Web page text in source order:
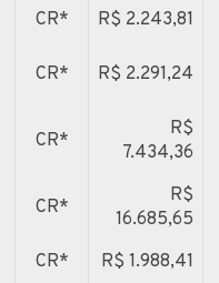
CR*
R$ 2.243,81
CR* R$ 2.291,24
CR*
R$
7.434,36
CR*
R$
16.685,65
CR*
R$ 1.988,41